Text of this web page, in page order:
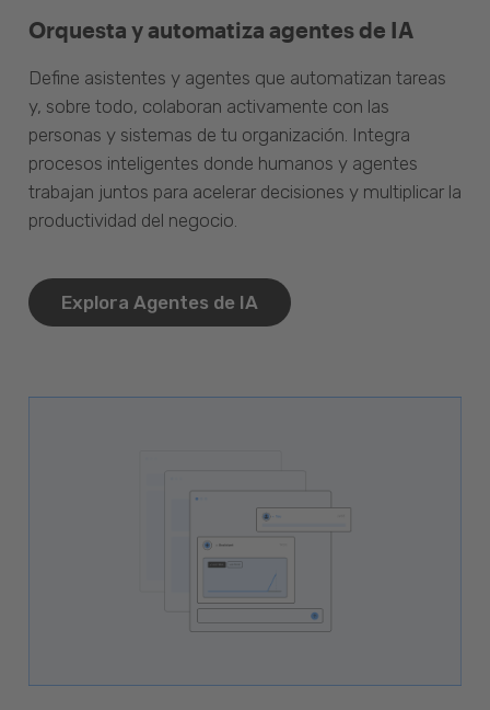
Orquesta y automatiza agentes de IA
Define asistentes y agentes que automatizan tareas
y, sobre todo, colaboran activamente con las
personas y sistemas de tu organización. Integra
procesos inteligentes donde humanos y agentes
trabajan juntos para acelerar decisiones y multiplicar la
productividad del negocio.
Explora Agentes de IA